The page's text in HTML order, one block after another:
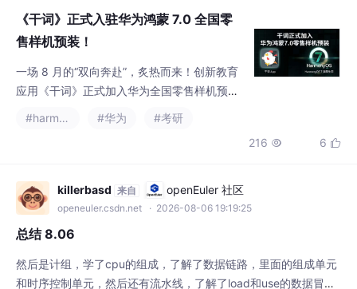
一紧张特别容易手滑。
《干词》正式入驻华为鸿蒙 7.0 全国零
售样机预装！
一场 8 月的“双向奔赴”，炙热而来！创新教育
应用《干词》正式加入华为全国零售样机预装
面【鸿蒙创新应用】大文件夹中，就能直接看
#华为
#考研
216  6 
killerbasd 来自 openEuler 社区
openeuler.csdn.net · 2026-08-06 19:19:25
总结 8.06
然后是计组，学了cpu的组成，了解了数据链路，里面的组成单元
和时序控制单元，然后还有流水线，了解了load和use的数据冒